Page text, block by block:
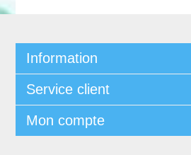
Information
Service client
Mon compte